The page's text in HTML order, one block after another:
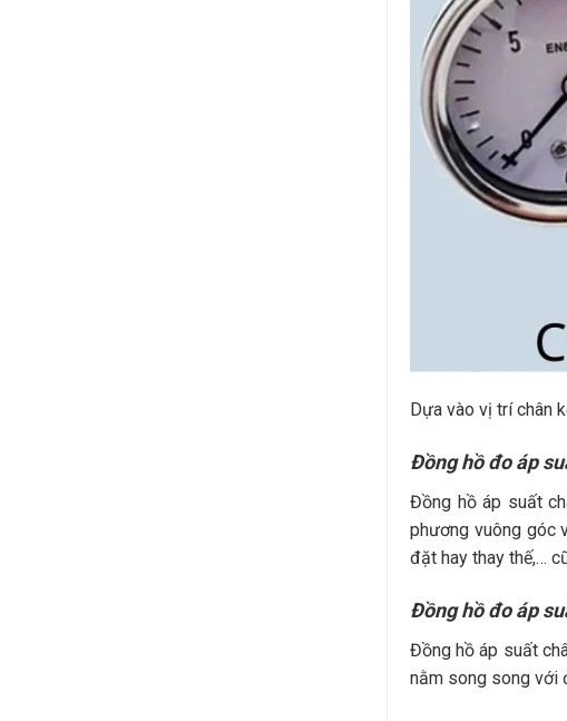
Dựa vào vị trí chân
Đồng hồ đo áp
Đồng hồ áp suất
phương vuông góc
đặt hay thay thế,…
Đồng hồ đo áp
Đồng hồ áp suất
nằm song song với